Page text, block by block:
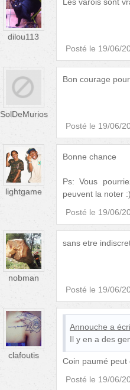
dilou113
Posté le 19/06/
SolDeMurios
Bon courage
Posté le 19/06/
lightgame
Bonne chance
Ps: Vous
peuvent la noter :)
Posté le 19/06/
nobman
sans etre
Posté le 19/06/
clafoutis
Annouche a
Il y en a des
Coin paumé peut
Posté le 19/06/